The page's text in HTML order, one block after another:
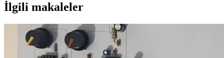
İlgili makaleler